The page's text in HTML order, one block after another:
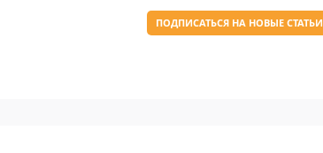
ПОДПИСАТЬСЯ НА НОВЫЕ СТАТЬИ